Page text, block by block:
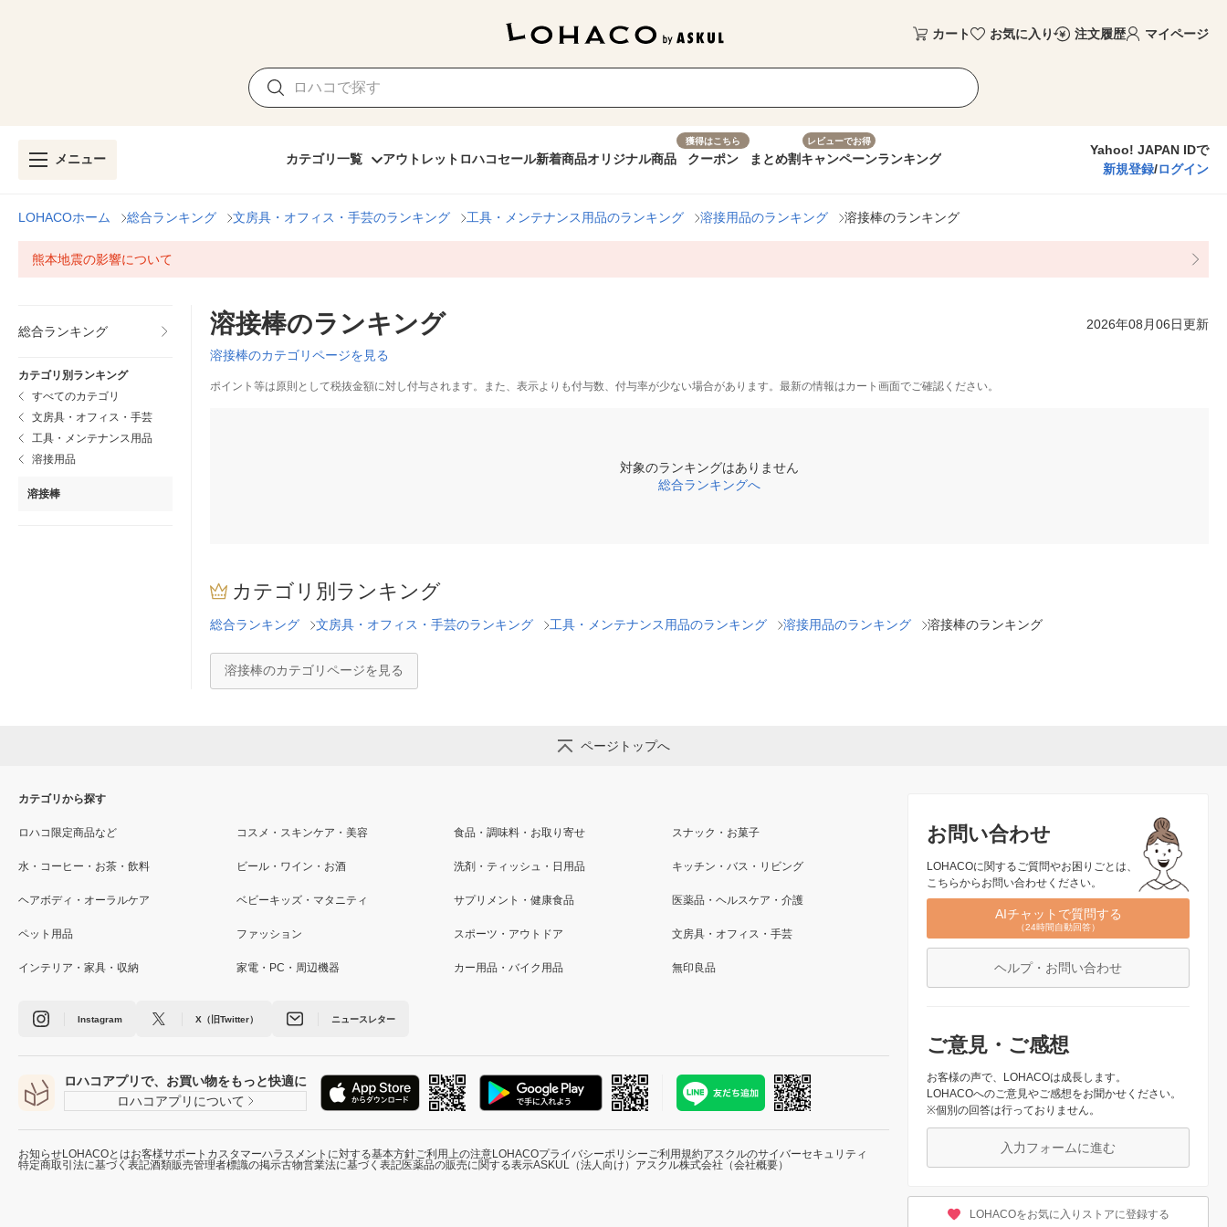
カート お気に入り 注文履歴 マイページ
メニュー カテゴリ一覧 アウトレット ロハコセール新着商品オリジナル商品
獲得はこちら
クーポン まとめ割
レビューでお得
キャンペーンランキング
Yahoo! JAPAN IDで
新規登録/ログイン
LOHACOホーム 総合ランキング 文房具・オフィス・手芸のランキング 工具・メンテナンス用品のランキング 溶接用品のランキング 溶接棒のランキング
熊本地震の影響について
総合ランキング
カテゴリ別ランキング
すべてのカテゴリ
文房具・オフィス・手芸
工具・メンテナンス用品
溶接用品
溶接棒
溶接棒のランキング 2026年08月06日更新
溶接棒のカテゴリページを見る
ポイント等は原則として税抜金額に対し付与されます。また、表示よりも付与数、付与率が少ない場合があります。最新の情報はカート画面でご確認ください。
対象のランキングはありません
総合ランキングへ
カテゴリ別ランキング
総合ランキング 文房具・オフィス・手芸のランキング 工具・メンテナンス用品のランキング 溶接用品のランキング 溶接棒のランキング
溶接棒のカテゴリページを見る
ページトップへ
お問い合わせ
LOHACOに関するご質問やお困りごとは、
こちらからお問い合わせください。
AIチャットで質問する
（24時間自動回答）
ヘルプ・お問い合わせ
ご意見・ご感想
お客様の声で、LOHACOは成長します。
LOHACOへのご意見やご感想をお聞かせください。
※個別の回答は行っておりません。
入力フォームに進む
LOHACOをお気に入りストアに登録する
カテゴリから探す
ロハコ限定商品など コスメ・スキンケア・美容 食品・調味料・お取り寄せ スナック・お菓子
水・コーヒー・お茶・飲料 ビール・ワイン・お酒 洗剤・ティッシュ・日用品 キッチン・バス・リビング
ヘアボディ・オーラルケア ベビーキッズ・マタニティ サプリメント・健康食品 医薬品・ヘルスケア・介護
ペット用品 ファッション スポーツ・アウトドア 文房具・オフィス・手芸
インテリア・家具・収納 家電・PC・周辺機器 カー用品・バイク用品 無印良品
Instagram X（旧Twitter） ニュースレター
ロハコアプリで、お買い物をもっと快適に
ロハコアプリについて
お知らせLOHACOとはお客様サポート カスタマーハラスメントに対する基本方針ご利用上の注意LOHACOプライバシーポリシーご利用規約アスクルのサイバーセキュリティ
特定商取引法に基づく表記酒類販売管理者標識の掲示古物営業法に基づく表記医薬品の販売に関する表示ASKUL（法人向け） アスクル株式会社（会社概要）